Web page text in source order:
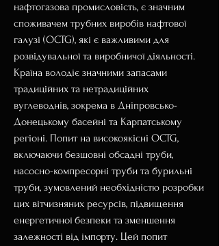
нафтогазова промисловість, є значним
споживачем трубних виробів нафтової
галузі (OCTG), які є важливими для
розвідувальної та виробничої діяльності.
Країна володіє значними запасами
традиційних та нетрадиційних
вуглеводнів, зокрема в Дніпровсько-
Донецькому басейні та Карпатському
регіоні. Попит на високоякісні OCTG,
включаючи безшовні обсадні труби,
насосно-компресорні труби та бурильні
труби, зумовлений необхідністю розробки
цих вітчизняних ресурсів, підвищення
енергетичної безпеки та зменшення
залежності від імпорту. Цей попит